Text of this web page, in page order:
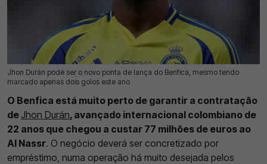
Jhon Durán pode ser o novo ponta de lança do Benfica, mesmo tendo
marcado apenas dois golos este ano
17 Jul 2026 | 09:47 | 0
O Benfica está muito perto de garantir a contratação
de Jhon Durán, avançado internacional colombiano de
22 anos que chegou a custar 77 milhões de euros ao
Al Nassr. O negócio deverá ser concretizado por
empréstimo, numa operação há muito desejada pelos